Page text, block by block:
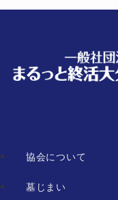
協会について
墓じまい